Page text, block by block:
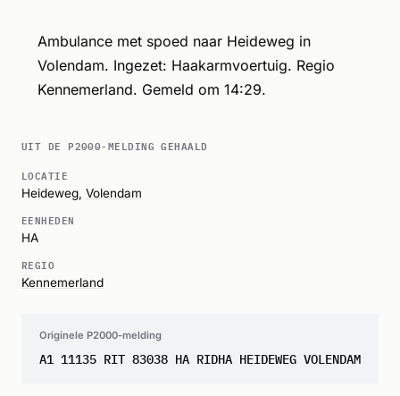
Ambulance met spoed naar Heideweg in
Volendam. Ingezet: Haakarmvoertuig. Regio
Kennemerland. Gemeld om 14:29.
UIT DE P2000-MELDING GEHAALD
LOCATIE
Heideweg, Volendam
EENHEDEN
HA
REGIO
Kennemerland
Originele P2000-melding
A1 11135 RIT 83038 HA RIDHA HEIDEWEG VOLENDAM